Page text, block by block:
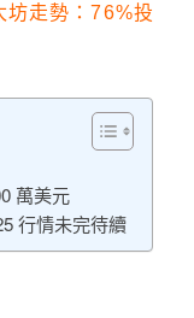
走勢：76%投
萬美元
行情未完待續